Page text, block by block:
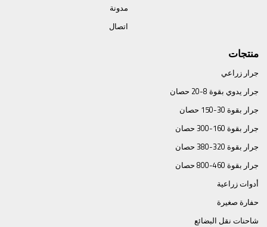
مدونة
اتصال
منتجات
جرار زراعي
جرار يدوي بقوة 8-20 حصان
جرار بقوة 30-150 حصان
جرار بقوة 160-300 حصان
جرار بقوة 320-380 حصان
جرار بقوة 460-800 حصان
أدوات زراعية
حفارة صغيرة
شاحنات نقل البضائع